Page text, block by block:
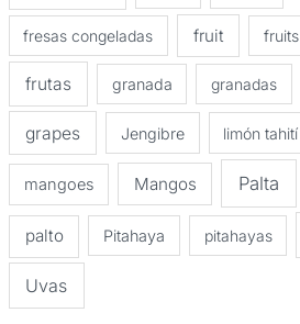
fresas congeladas fruit fruits
frutas granada granadas
grapes Jengibre limón tahití
mangoes Mangos Palta
palto Pitahaya pitahayas
Uvas